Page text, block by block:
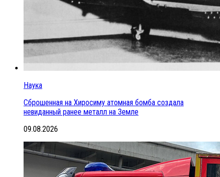
Наука
Сброшенная на Хиросиму атомная бомба создала
невиданный ранее металл на Земле
09.08.2026